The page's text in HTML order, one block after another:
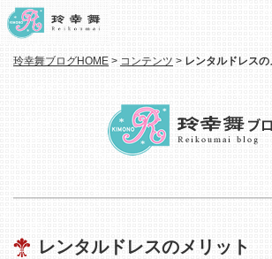
玲幸舞ブログHOME > コンテンツ > レンタルドレスの
レンタルドレスのメリット